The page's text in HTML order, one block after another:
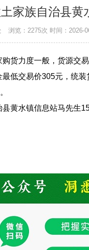
家族自治县黄
浏览：2275次 时间：2026-
货力度一般，货源交
低交易价305元，统
县黄水镇信息站马先生